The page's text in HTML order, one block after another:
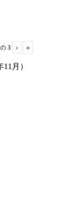
の3 › »
月）